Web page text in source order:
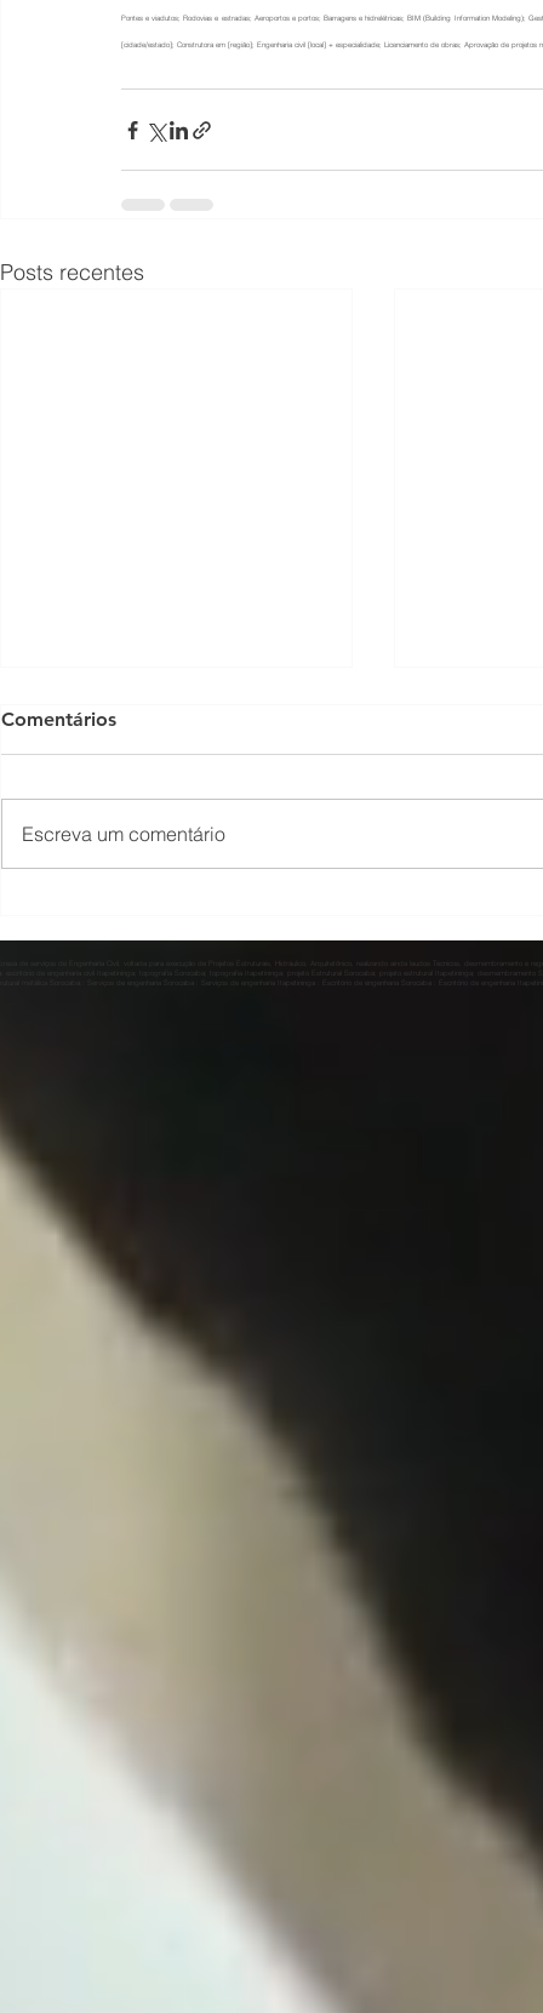
Pontes e viadutos; Rodovias e estradas; Aeroportos e portos; Barragens e hidrelétricas; BIM (Building Information Modeling);
[cidade/estado]; Construtora em [região]; Engenharia civil [local] + especialidade; Licenciamento de obras; Aprovação de
Posts recentes
Condomínios: Por Que é
uma Obra
Comentários
Escreva um comentário
de serviços de Engenharia Civil, voltada para execução de Projetos Estruturais, Hidráulico, Arquitetônico, realizando ainda laudos Técnicos, desmembramento e
metálica Sorocaba;: Serviços de engenharia Sorocaba : Serviços de engenharia Itapetininga : Escritório de engenharia Sorocaba : Escritório de engenharia